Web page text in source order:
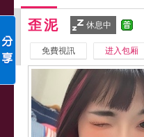
歪泥 休息中
免費視訊 进入包厢